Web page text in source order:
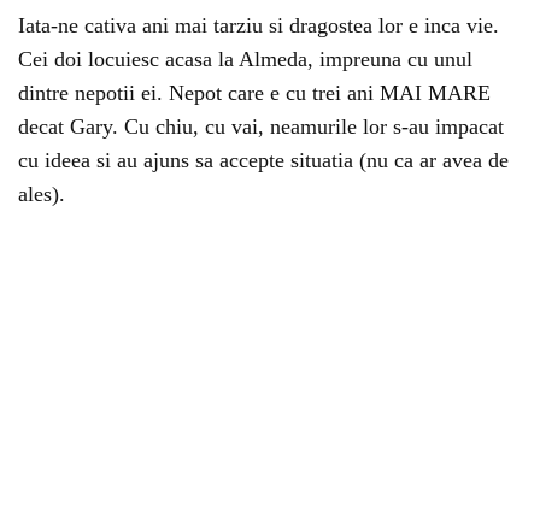
Iata-ne cativa ani mai tarziu si dragostea lor e inca vie.
Cei doi locuiesc acasa la Almeda, impreuna cu unul
dintre nepotii ei. Nepot care e cu trei ani MAI MARE
decat Gary. Cu chiu, cu vai, neamurile lor s-au impacat
cu ideea si au ajuns sa accepte situatia (nu ca ar avea de
ales).